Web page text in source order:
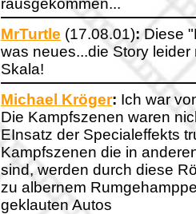
rausgekommen...
MrTurtle (17.08.01): Diese
was neues...die Story
Skala!
Michael Kröger: Ich war
Die Kampfszenen waren
EInsatz der Specialeffekts
Kampfszenen die in
sind, werden durch diese
zu albernem
geklauten Autos